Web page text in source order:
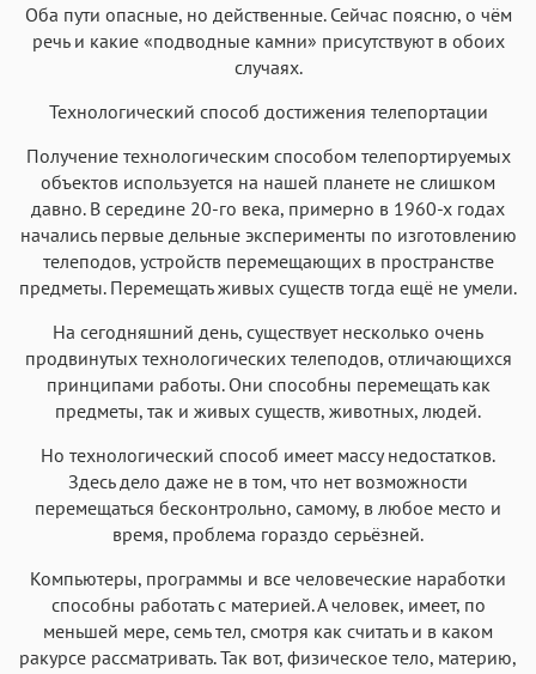
Оба пути опасные, но действенные. Сейчас поясню, о чём
речь и какие «подводные камни» присутствуют в обоих
случаях.
Технологический способ достижения телепортации
Получение технологическим способом телепортируемых
объектов используется на нашей планете не слишком
давно. В середине 20-го века, примерно в 1960-х годах
начались первые дельные эксперименты по изготовлению
телеподов, устройств перемещающих в пространстве
предметы. Перемещать живых существ тогда ещё не умели.
На сегодняшний день, существует несколько очень
продвинутых технологических телеподов, отличающихся
принципами работы. Они способны перемещать как
предметы, так и живых существ, животных, людей.
Но технологический способ имеет массу недостатков.
Здесь дело даже не в том, что нет возможности
перемещаться бесконтрольно, самому, в любое место и
время, проблема гораздо серьёзней.
Компьютеры, программы и все человеческие наработки
способны работать с материей. А человек, имеет, по
меньшей мере, семь тел, смотря как считать и в каком
ракурсе рассматривать. Так вот, физическое тело, материю,